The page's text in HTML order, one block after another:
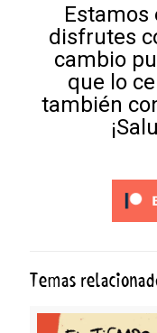
Estamos
disfrutes
cambio
que lo
también
Temas